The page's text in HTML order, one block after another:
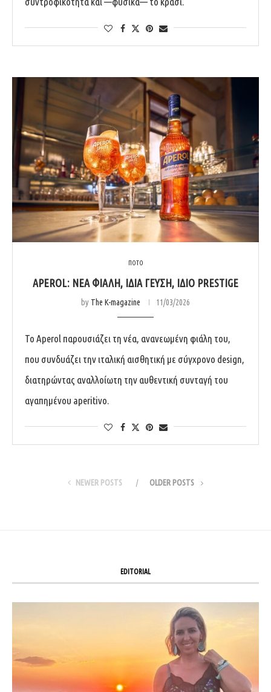
ΠΟΤΟ
APEROL: ΝΈΑ ΦΙΆΛΗ, ΊΔΙΑ ΓΕΎΣΗ, ΊΔΙΟ PRESTIGE
by The K-magazine 11/03/2026
Το Aperol παρουσιάζει τη νέα, ανανεωμένη φιάλη του,
που συνδυάζει την ιταλική αισθητική με σύγχρονο design,
διατηρώντας αναλλοίωτη την αυθεντική συνταγή του
αγαπημένου aperitivo.
NEWER POSTS OLDER POSTS
EDITORIAL